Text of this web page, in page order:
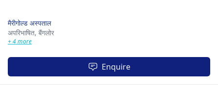
मैरीगोल्ड अस्पताल
अपरिभाषित, बैंगलोर
+ 4 more
Enquire